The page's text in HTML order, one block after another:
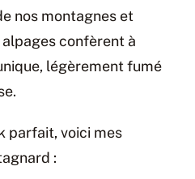
nos montagnes et
alpages confèrent à
légèrement fumé
parfait, voici mes
: